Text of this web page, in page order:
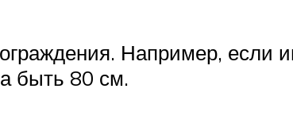
Например, если
быть 80 см.